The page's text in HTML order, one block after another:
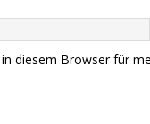
diesem Browser für